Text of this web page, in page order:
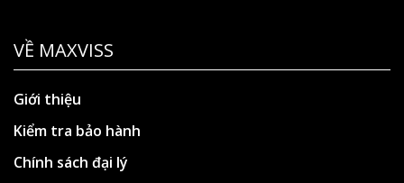
VỀ MAXVISS
Giới thiệu
Kiểm tra bảo hành
Chính sách đại lý